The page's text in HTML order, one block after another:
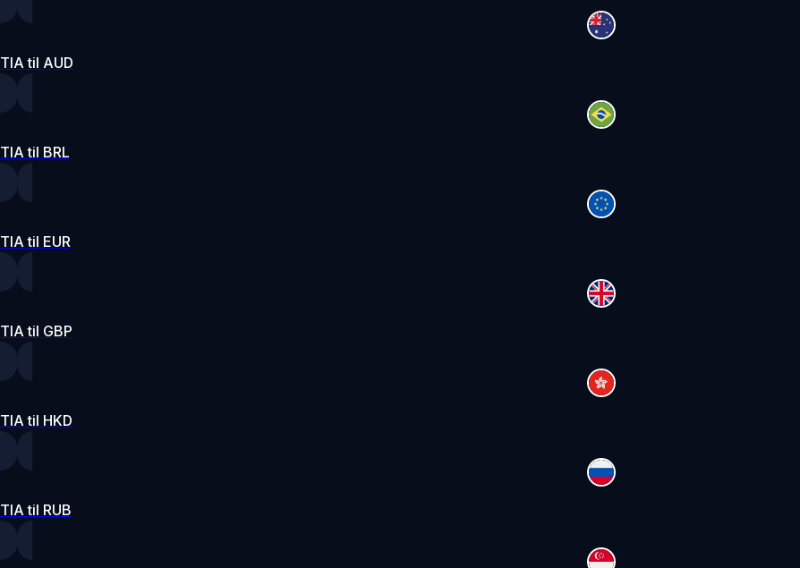
TIA til AUD
TIA til BRL
TIA til EUR
TIA til GBP
TIA til HKD
TIA til RUB